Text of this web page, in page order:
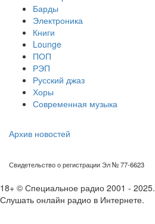
Барды
Электроника
Книги
Lounge
ПОП
РЭП
Русский джаз
Хоры
Современная музыка
Архив новостей
Свидетельство о регистрации Эл № 77-6623
18+ © Специальное радио 2001 - 2025.
Слушать онлайн радио в Интернете.